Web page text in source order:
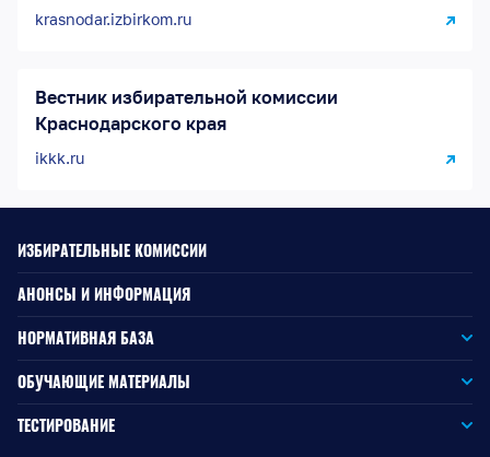
krasnodar.izbirkom.ru
Вестник избирательной комиссии
Краснодарского края
ikkk.ru
ИЗБИРАТЕЛЬНЫЕ КОМИССИИ
АНОНСЫ И ИНФОРМАЦИЯ
НОРМАТИВНАЯ БАЗА
Законодательство РФ
Законодательство КК
ОБУЧАЮЩИЕ МАТЕРИАЛЫ
Для окружной избирательной комиссии
ТЕСТИРОВАНИЕ